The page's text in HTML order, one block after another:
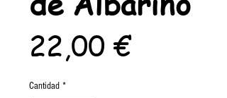
22,00 €Precio
Cantidad *